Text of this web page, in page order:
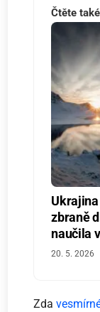
Čtěte také
Ukrajina
zbraně
naučila
20. 5. 2026
Zda